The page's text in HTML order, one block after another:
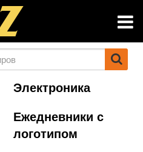
Электроника
Ежедневники с
логотипом